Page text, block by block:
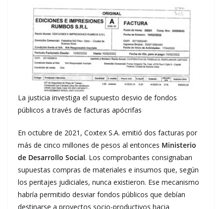
La justicia investiga el supuesto desvio de fondos
públicos a través de facturas apócrifas
En octubre de 2021, Coxtex S.A. emitió dos facturas por
más de cinco millones de pesos al entonces Ministerio
de Desarrollo Social. Los comprobantes consignaban
supuestas compras de materiales e insumos que, según
los peritajes judiciales, nunca existieron. Ese mecanismo
habría permitido desviar fondos públicos que debían
destinarse a proyectos socio-productivos hacia